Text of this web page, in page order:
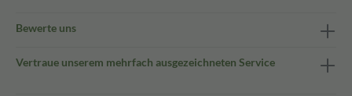
Bewerte uns
Vertraue unserem mehrfach ausgezeichneten Service